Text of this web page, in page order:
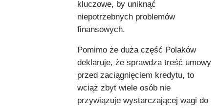
kluczowe, by uniknąć
niepotrzebnych problemów
finansowych.
Pomimo że duża część Polaków
deklaruje, że sprawdza treść umowy
przed zaciągnięciem kredytu, to
wciąż zbyt wiele osób nie
przywiązuje wystarczającej wagi do